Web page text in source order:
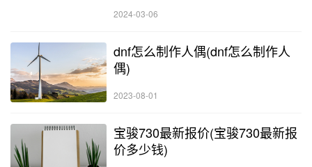
2024-03-06
dnf怎么制作人偶(dnf怎么制作人
偶)
2023-08-01
宝骏730最新报价(宝骏730最新报
价多少钱)